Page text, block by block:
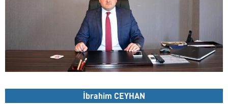
İbrahim CEYHAN